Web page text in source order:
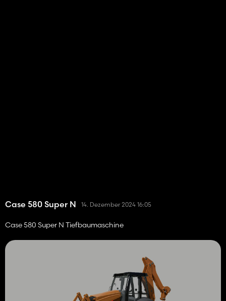
Case 580 Super N 14. Dezember 2024 16:05
Case 580 Super N Tiefbaumaschine